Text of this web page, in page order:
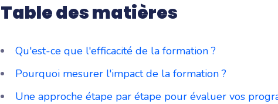
Table des matières
Qu'est-ce que l'efficacité de la formation ?
Pourquoi mesurer l'impact de la formation ?
Une approche étape par étape pour évaluer vos